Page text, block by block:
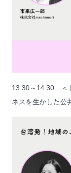
13:30～14:30 ＜
ネスを生かした公